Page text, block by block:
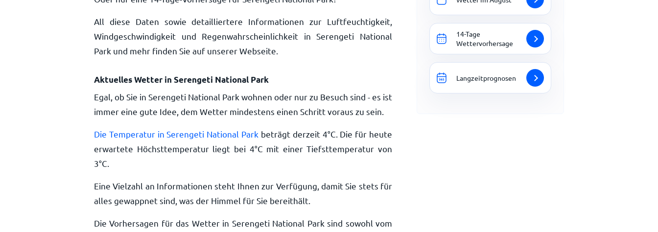
All diese Daten sowie detailliertere Informationen zur Luftfeuchtigkeit,
Windgeschwindigkeit und Regenwahrscheinlichkeit in Serengeti National
Park und mehr finden Sie auf unserer Webseite.
Aktuelles Wetter in Serengeti National Park
Egal, ob Sie in Serengeti National Park wohnen oder nur zu Besuch sind - es ist
immer eine gute Idee, dem Wetter mindestens einen Schritt voraus zu sein.
Die Temperatur in Serengeti National Park beträgt derzeit 4°C . Die für heute
erwartete Höchsttemperatur liegt bei 4°C mit einer Tiefsttemperatur von
3°C
Eine Vielzahl an Informationen steht Ihnen zur Verfügung, damit Sie stets für
alles gewappnet sind, was der Himmel für Sie bereithält.
Die Vorhersagen für das Wetter in Serengeti National Park sind sowohl vom
14-Tage
Wettervorhersage
Langzeitprognosen